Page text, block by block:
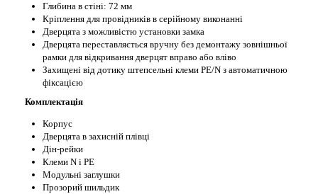
Глибина в стіні: 72 мм
Кріплення для провідників в серійному виконанні
Дверцята з можливістю установки замка
Дверцята переставляється вручну без демонтажу зовнішньої
рамки для відкривання дверцят вправо або вліво
Захищені від дотику штепсельні клеми PE/N з автоматичною
фіксацією
Комплектація
Корпус
Дверцята в захисній плівці
Дін-рейки
Клеми N і РЕ
Модульні заглушки
Прозорий шильдик